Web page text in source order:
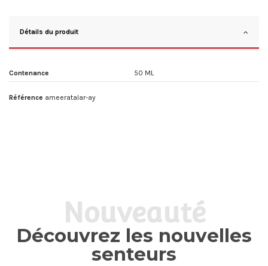
Détails du produit
Contenance 50 ML
Référence ameeratalar-ay
Nouveauté
Découvrez les nouvelles
senteurs